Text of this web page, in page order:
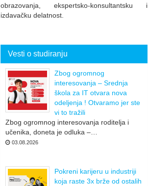
obrazovanja, ekspertsko-konsultantsku i
izdavačku delatnost.
Vesti o studiranju
Zbog ogromnog
interesovanja – Srednja
škola za IT otvara nova
odeljenja ! Otvaramo jer ste
vi to tražili
Zbog ogromnog interesovanja roditelja i
učenika, doneta je odluka –…
03.08.2026
Pokreni karijeru u industriji
koja raste 3x brže od ostalih